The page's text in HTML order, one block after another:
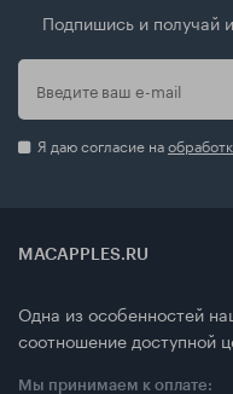
Подпишись и получай
Я даю согласие на
MACAPPLES.RU
Одна из особенностей
соотношение доступной
Мы принимаем к оплате: